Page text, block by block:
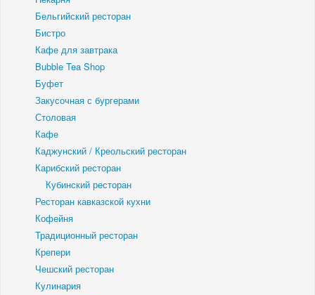
Бельгийский ресторан
Бистро
Кафе для завтрака
Bubble Tea Shop
Буфет
Закусочная с бургерами
Столовая
Кафе
Каджунский / Креольский ресторан
Карибский ресторан
Кубинский ресторан
Ресторан кавказской кухни
Кофейня
Традиционный ресторан
Крепери
Чешский ресторан
Кулинария